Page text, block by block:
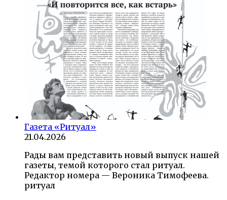
Газета «Ритуал»
21.04.2026
Рады вам представить новый выпуск нашей
газеты, темой которого стал ритуал.
Редактор номера — Вероника Тимофеева.
ритуал